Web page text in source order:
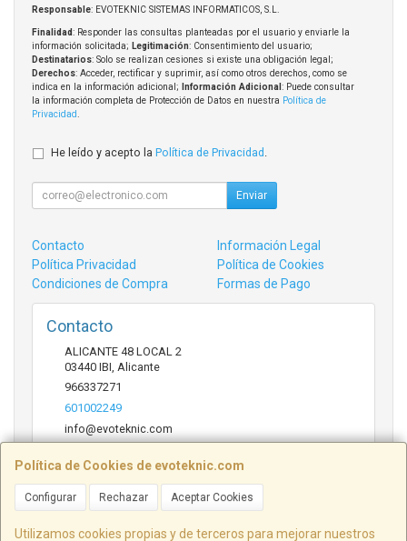
Política de Cookies de evoteknic.com
Configurar Rechazar Aceptar Cookies
Utilizamos cookies propias y de terceros para mejorar nuestros
Responsable: EVOTEKNIC SISTEMAS INFORMATICOS, S.L.
Finalidad: Responder las consultas planteadas por el usuario y enviarle la
información solicitada; Legitimación: Consentimiento del usuario;
Destinatarios: Solo se realizan cesiones si existe una obligación legal;
Derechos: Acceder, rectificar y suprimir, así como otros derechos, como se
indica en la información adicional;
Información Adicional : Puede consultar
la información completa de Protección de Datos en nuestra Política de
Privacidad
He leído y acepto la Política de Privacidad
Enviar
Contacto
Información Legal
Política Privacidad
Política de Cookies
Condiciones de Compra
Formas de Pago
Contacto
ALICANTE 48 LOCAL 2
03440 IBI Alicante
966337271
601002249
info@evoteknic.com
Horario